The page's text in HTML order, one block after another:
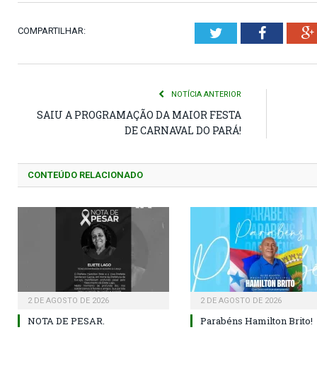
COMPARTILHAR: Twitter
NOTÍCIA ANTERIOR
SAIU A PROGRAMAÇÃO DA MAIOR FESTA
DE CARNAVAL DO PARÁ!
CONTEÚDO RELACIONADO
2 DE AGOSTO DE 2026
NOTA DE PESAR.
2 DE AGOSTO DE 2026
Parabéns Hamilton Brito!